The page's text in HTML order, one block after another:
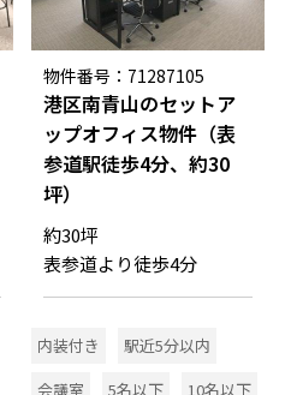
物件番号：71287105
港区南青山のセットア
ップオフィス物件（表
参道駅徒歩4分、約30
坪）
約30坪
表参道より徒歩4分
内装付き
駅近5分以内
会議室
5名以下 10名以下